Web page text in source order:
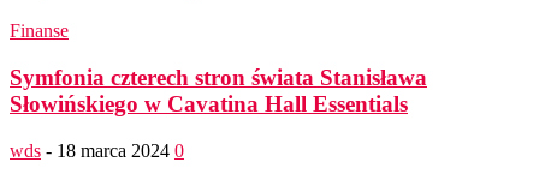
Finanse
Symfonia czterech stron świata Stanisława
Słowińskiego w Cavatina Hall Essentials
wds - 18 marca 2024 0